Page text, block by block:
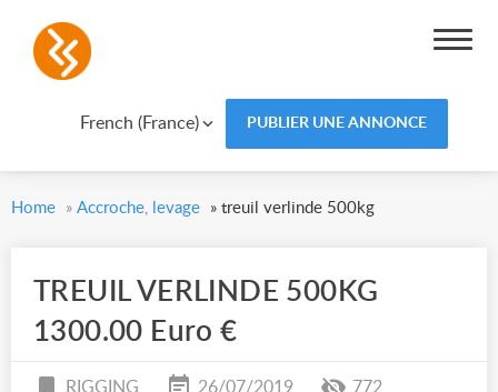
French (France) PUBLIER UNE ANNONCE
Home » Accroche, levage » treuil verlinde 500kg
TREUIL VERLINDE 500KG
1300.00 Euro €
RIGGING 26/07/2019 772